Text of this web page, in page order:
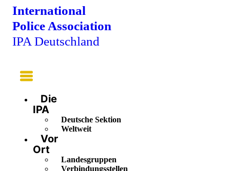
International
Police Association
IPA Deutschland
Main
Menu
Die
IPA
Deutsche Sektion
Weltweit
Vor
Ort
Landesgruppen
Verbindungsstellen